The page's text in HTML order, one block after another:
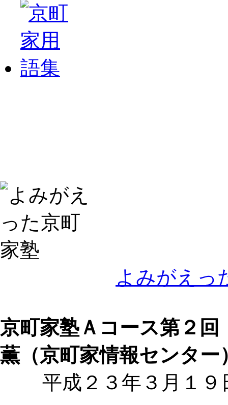
よみがえっ
京町家塾Ａコース第
薫（京町家情報センター
平成２３年３月１